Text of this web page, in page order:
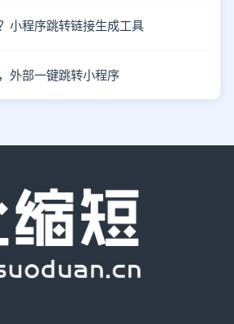
小程序跳转链接生成工具
外部一键跳转小程序